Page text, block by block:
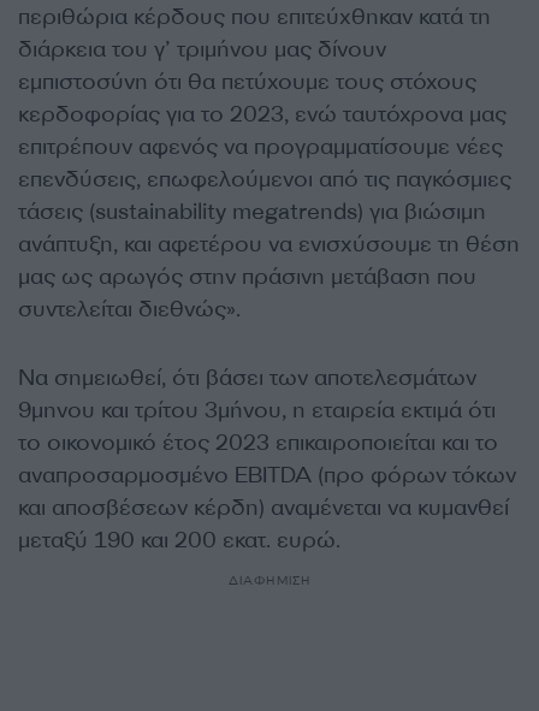
περιθώρια κέρδους που επιτεύχθηκαν κατά τη
διάρκεια του γ’ τριμήνου μας δίνουν
εμπιστοσύνη ότι θα πετύχουμε τους στόχους
κερδοφορίας για το 2023, ενώ ταυτόχρονα μας
επιτρέπουν αφενός να προγραμματίσουμε νέες
επενδύσεις, επωφελούμενοι από τις παγκόσμιες
τάσεις (sustainability megatrends) για βιώσιμη
ανάπτυξη, και αφετέρου να ενισχύσουμε τη θέση
μας ως αρωγός στην πράσινη μετάβαση που
συντελείται διεθνώς».
Να σημειωθεί, ότι βάσει των αποτελεσμάτων
9μηνου και τρίτου 3μήνου, η εταιρεία εκτιμά ότι
το οικονομικό έτος 2023 επικαιροποιείται και το
αναπροσαρμοσμένο EBITDA (προ φόρων τόκων
και αποσβέσεων κέρδη) αναμένεται να κυμανθεί
μεταξύ 190 και 200 εκατ. ευρώ.
ΔΙΑΦΗΜΙΣΗ